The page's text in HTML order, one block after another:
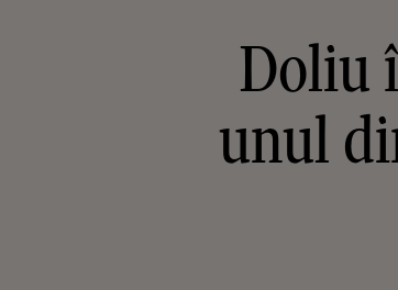
Doliu
unul